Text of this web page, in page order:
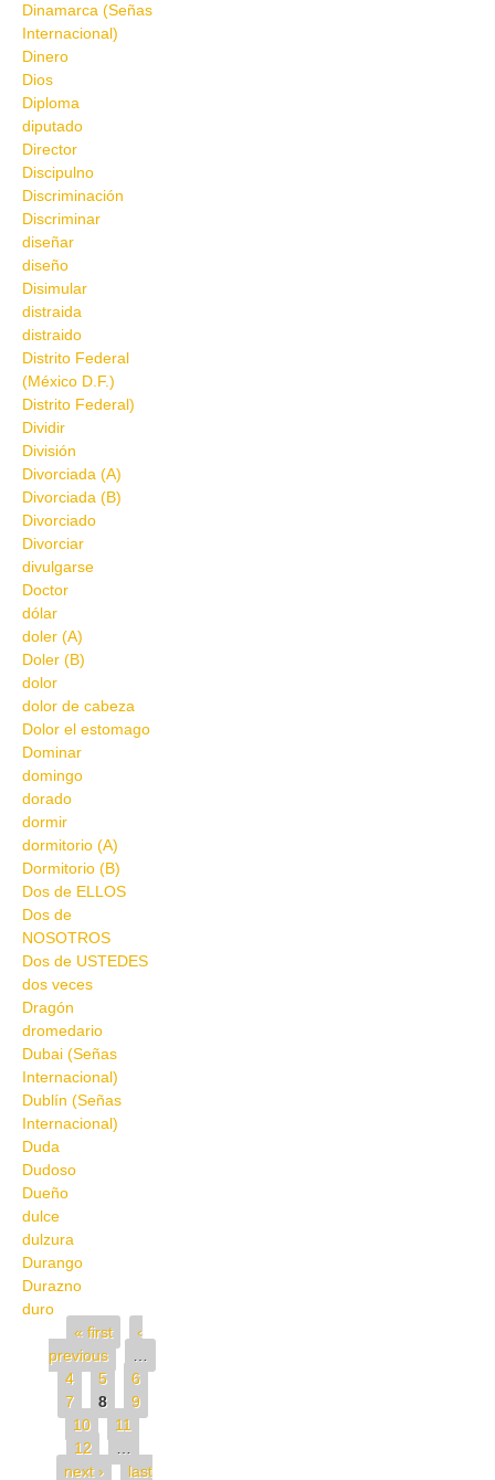
Dinamarca (Señas
Internacional)
Dinero
Dios
Diploma
diputado
Director
Discipulno
Discriminación
Discriminar
diseñar
diseño
Disimular
distraida
distraido
Distrito Federal
(México D.F.)
Distrito Federal)
Dividir
División
Divorciada (A)
Divorciada (B)
Divorciado
Divorciar
divulgarse
Doctor
dólar
doler (A)
Doler (B)
dolor
dolor de cabeza
Dolor el estomago
Dominar
domingo
dorado
dormir
dormitorio (A)
Dormitorio (B)
Dos de ELLOS
Dos de
NOSOTROS
Dos de USTEDES
dos veces
Dragón
dromedario
Dubai (Señas
Internacional)
Dublín (Señas
Internacional)
Duda
Dudoso
Dueño
dulce
dulzura
Durango
Durazno
duro
Pages
« first
‹
previous
4
5
6
7
8
9
10
11
12
next ›
last